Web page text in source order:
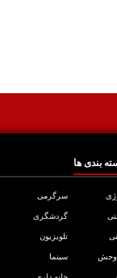
بندی ها
سرگرمی
گردشگری
تلویزیون
وحش سینما
خانه داری